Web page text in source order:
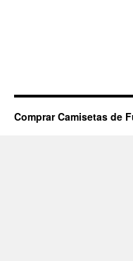
Comprar Camisetas de